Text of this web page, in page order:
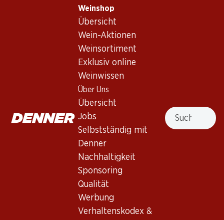
Weinshop
Übersicht
Wein-Aktionen
Weinsortiment
Exklusiv online
Weinwissen
Über Uns
Übersicht
Jobs
Selbstständig mit
Denner
Nachhaltigkeit
Sponsoring
Qualität
Werbung
Verhaltenskodex &
Suche
Vorderseite
S. Orsola Orvieto Classico DOC
Umbrien, 2025
Blasses Gelb mit grünen Reflexen. Einladende florale Noten
in der Nase. Mittlerer Körper mit einer saftigen Säure.